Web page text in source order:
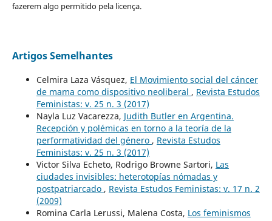
fazerem algo permitido pela licença.
Artigos Semelhantes
Celmira Laza Vásquez, El Movimiento social del cáncer
de mama como dispositivo neoliberal , Revista Estudos
Feministas: v. 25 n. 3 (2017)
Nayla Luz Vacarezza, Judith Butler en Argentina.
Recepción y polémicas en torno a la teoría de la
performatividad del género , Revista Estudos
Feministas: v. 25 n. 3 (2017)
Victor Silva Echeto, Rodrigo Browne Sartori, Las
ciudades invisibles: heterotopías nómadas y
postpatriarcado , Revista Estudos Feministas: v. 17 n. 2
(2009)
Romina Carla Lerussi, Malena Costa, Los feminismos